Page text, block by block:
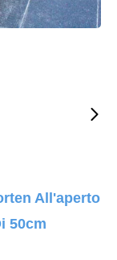
All'aperto
50cm